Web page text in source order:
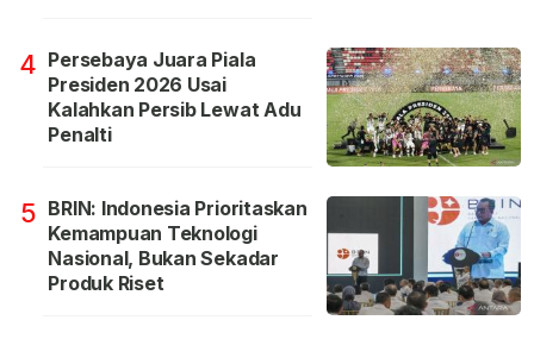
4 Persebaya Juara Piala
Presiden 2026 Usai
Kalahkan Persib Lewat Adu
Penalti
5 BRIN: Indonesia Prioritaskan
Kemampuan Teknologi
Nasional, Bukan Sekadar
Produk Riset